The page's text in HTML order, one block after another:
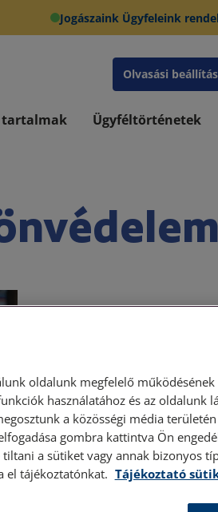
Jogászaink Ügyfeleink
Olvasási
tartalmak Ügyféltörténetek
ügyfélfogadás
oldalunk megfelelő
használatához és az oldalunk
a közösségi média
gombra kattintva Ön
tiltani a sütiket vagy annak bizonyos
el tájékoztatónkat. Tájékoztató